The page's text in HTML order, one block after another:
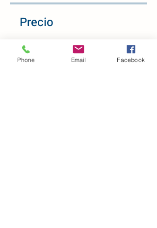
Precio
$1,000.00
Phone Email Facebook